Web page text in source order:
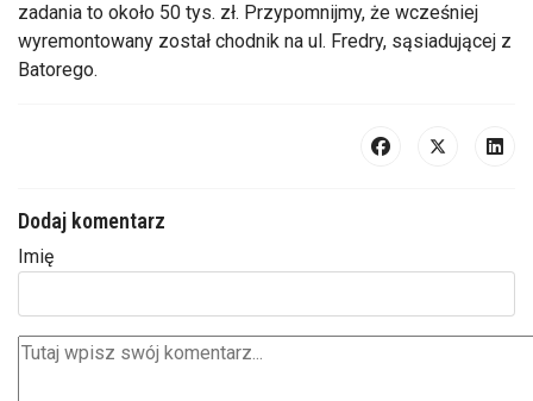
zadania to około 50 tys. zł. Przypomnijmy, że wcześniej
wyremontowany został chodnik na ul. Fredry, sąsiadującej z
Batorego.
Dodaj komentarz
Imię